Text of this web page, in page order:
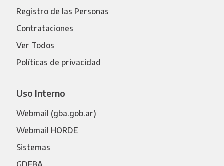
Registro de las Personas
Contrataciones
Ver Todos
Políticas de privacidad
Uso Interno
Webmail (gba.gob.ar)
Webmail HORDE
Sistemas